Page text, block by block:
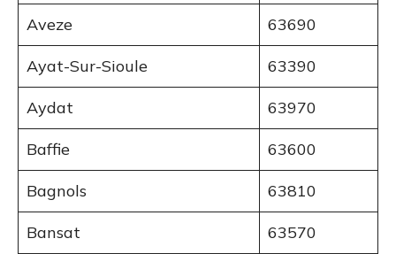
Aveze 63690
Ayat-Sur-Sioule 63390
Aydat 63970
Baffie 63600
Bagnols 63810
Bansat 63570